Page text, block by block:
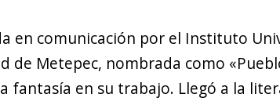
en comunicación por el Instituto
de Metepec, nombrada como
fantasía en su trabajo. Llegó a la